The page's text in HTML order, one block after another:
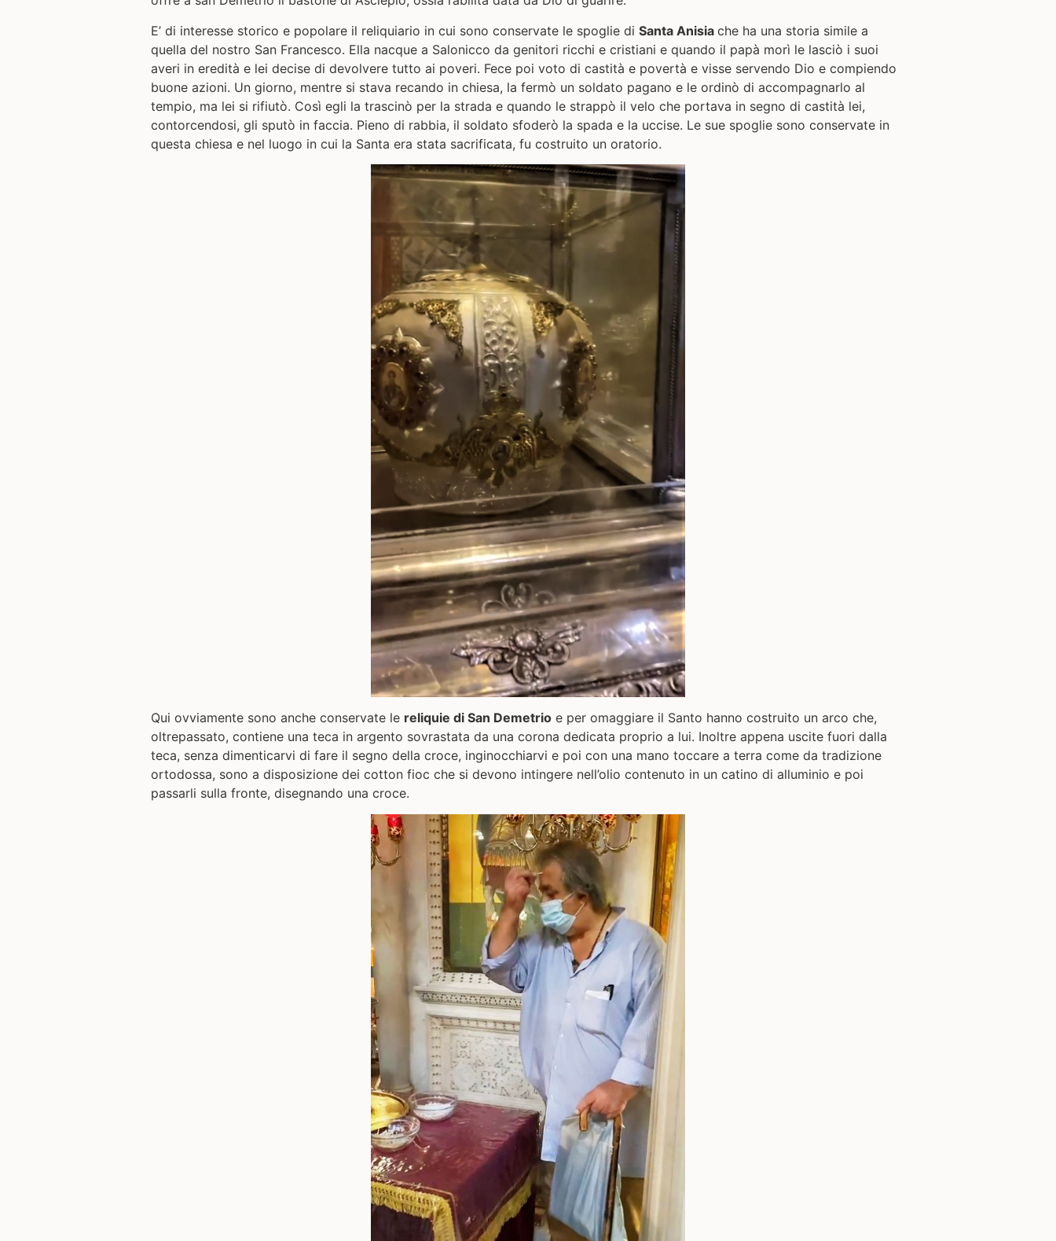
E’ di interesse storico e popolare il reliquiario in cui sono conservate le spoglie di Santa Anisia che ha una storia simile a
quella del nostro San Francesco. Ella nacque a Salonicco da genitori ricchi e cristiani e quando il papà morì le lasciò i suoi
averi in eredità e lei decise di devolvere tutto ai poveri. Fece poi voto di castità e povertà e visse servendo Dio e compiendo
buone azioni. Un giorno, mentre si stava recando in chiesa, la fermò un soldato pagano e le ordinò di accompagnarlo al
tempio, ma lei si rifiutò. Così egli la trascinò per la strada e quando le strappò il velo che portava in segno di castità lei,
contorcendosi, gli sputò in faccia. Pieno di rabbia, il soldato sfoderò la spada e la uccise. Le sue spoglie sono conservate in
questa chiesa e nel luogo in cui la Santa era stata sacrificata, fu costruito un oratorio.
Qui ovviamente sono anche conservate le reliquie di San Demetrio e per omaggiare il Santo hanno costruito un arco che,
oltrepassato, contiene una teca in argento sovrastata da una corona dedicata proprio a lui. Inoltre appena uscite fuori dalla
teca, senza dimenticarvi di fare il segno della croce, inginocchiarvi e poi con una mano toccare a terra come da tradizione
ortodossa, sono a disposizione dei cotton fioc che si devono intingere nell’olio contenuto in un catino di alluminio e poi
passarli sulla fronte, disegnando una croce.